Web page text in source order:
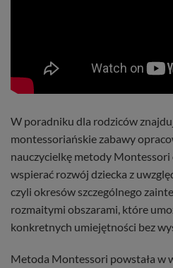
W poradniku dla rodziców
montessoriańskie zabawy
nauczycielkę metody Montessori
wspierać rozwój dziecka z
czyli okresów szczególnego
rozmaitymi obszarami, które
konkretnych umiejętności bez
Metoda Montessori powstała w